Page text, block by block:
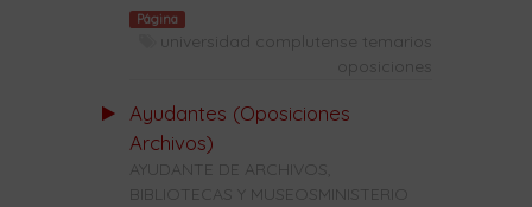
Página
universidad complutense temarios
oposiciones
Ayudantes (Oposiciones
Archivos)
AYUDANTE DE ARCHIVOS,
BIBLIOTECAS Y MUSEOSMINISTERIO